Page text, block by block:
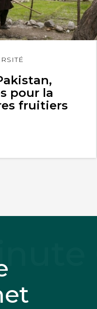
pour la
fruitiers